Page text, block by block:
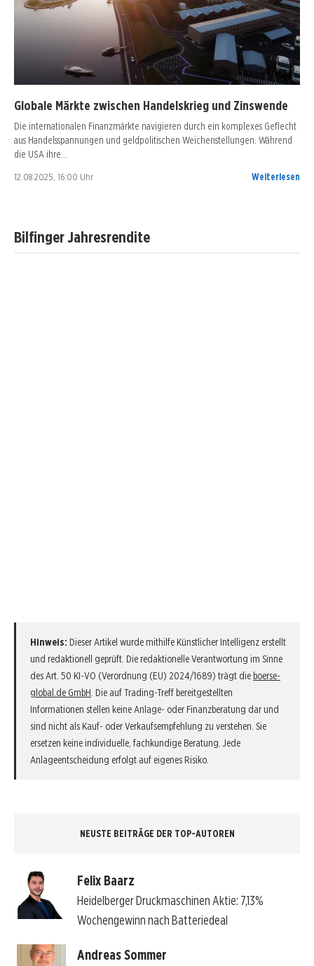
Globale Märkte zwischen Handelskrieg und Zinswende
Die internationalen Finanzmärkte navigieren durch ein komplexes Geflecht
aus Handelsspannungen und geldpolitischen Weichenstellungen. Während
die USA ihre…
12.08.2025, 16:00 Uhr Weiterlesen
Bilfinger Jahresrendite
Hinweis: Dieser Artikel wurde mithilfe Künstlicher Intelligenz erstellt
und redaktionell geprüft. Die redaktionelle Verantwortung im Sinne
des Art. 50 KI-VO (Verordnung (EU) 2024/1689) trägt die boerse-
global.de GmbH . Die auf Trading-Treff bereitgestellten
Informationen stellen keine Anlage- oder Finanzberatung dar und
sind nicht als Kauf- oder Verkaufsempfehlung zu verstehen. Sie
ersetzen keine individuelle, fachkundige Beratung. Jede
Anlageentscheidung erfolgt auf eigenes Risiko.
NEUSTE BEITRÄGE DER TOP-AUTOREN
Felix Baarz
Heidelberger Druckmaschinen Aktie: 7,13%
Wochengewinn nach Batteriedeal
Andreas Sommer